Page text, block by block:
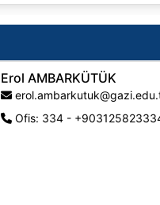
Erol AMBARKÜTÜK
Ofis: 334 -